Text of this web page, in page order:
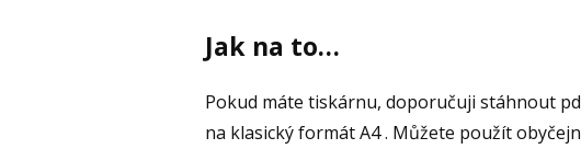
Jak na to…
Pokud máte tiskárnu, doporučuji stáhnout
na klasický formát A4 . Můžete použít